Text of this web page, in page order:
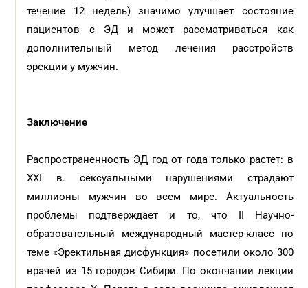
течение 12 недель) значимо улучшает состояние
пациентов с ЭД и может рассматриваться как
дополнительный метод лечения расстройств
эрекции у мужчин.
Заключение
Распространенность ЭД год от года только растет: в
XXI в. сексуальными нарушениями страдают
миллионы мужчин во всем мире. Актуальность
проблемы подтверждает и то, что II Научно-
образовательный международный мастер-класс по
теме «Эректильная дисфункция» посетили около 300
врачей из 15 городов Сибири. По окончании лекции